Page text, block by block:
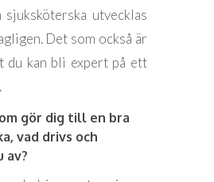
sjuksköterska utvecklas
Det som också är
du kan bli expert på ett
gör dig till en bra
vad drivs och
av?